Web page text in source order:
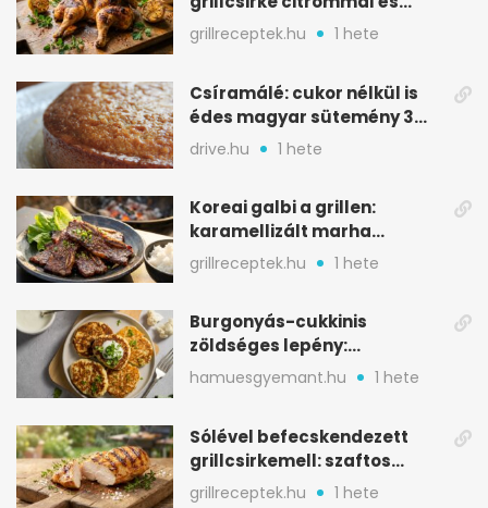
oregánóval
grillreceptek.hu 1 hete
Csíramálé: cukor nélkül is
édes magyar sütemény 3
alapanyagból
drive.hu 1 hete
Koreai galbi a grillen:
karamellizált marha
rövidborda gyorsan
grillreceptek.hu 1 hete
Burgonyás-cukkinis
zöldséges lepény:
aranybarna, szaftos, hús
nélkül is
hamuesgyemant.hu 1 hete
Sólével befecskendezett
grillcsirkemell: szaftos
marad, nem szárad ki
grillreceptek.hu 1 hete